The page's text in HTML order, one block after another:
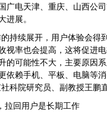
广电天津、重庆、山西公
展。
续展开，用户体验会得
视率也会提高，这将促进
的可能性不大，主要原因
依赖手机、平板、电脑等
科院研究员、副教授王鹏直
回用户是长期工作